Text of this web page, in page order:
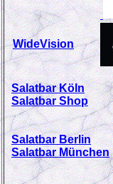
WideVision
Salatbar Köln
Salatbar Shop
Salatbar Berlin
Salatbar München